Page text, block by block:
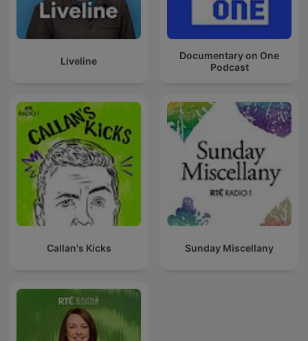
Liveline
Documentary on One
Podcast
Callan's Kicks Sunday Miscellany